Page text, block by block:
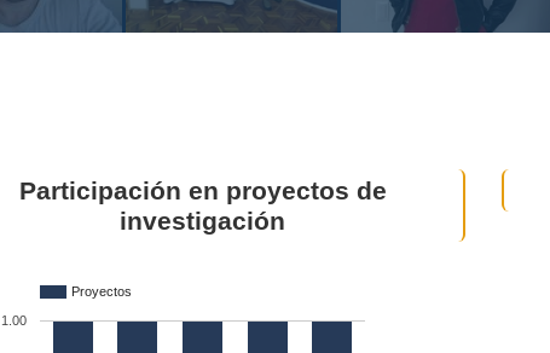
Participación en proyectos de
investigación
Proyectos
1.00